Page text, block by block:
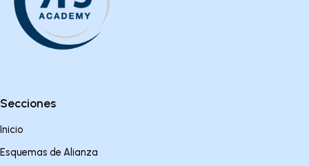
Secciones
Inicio
Esquemas de Alianza